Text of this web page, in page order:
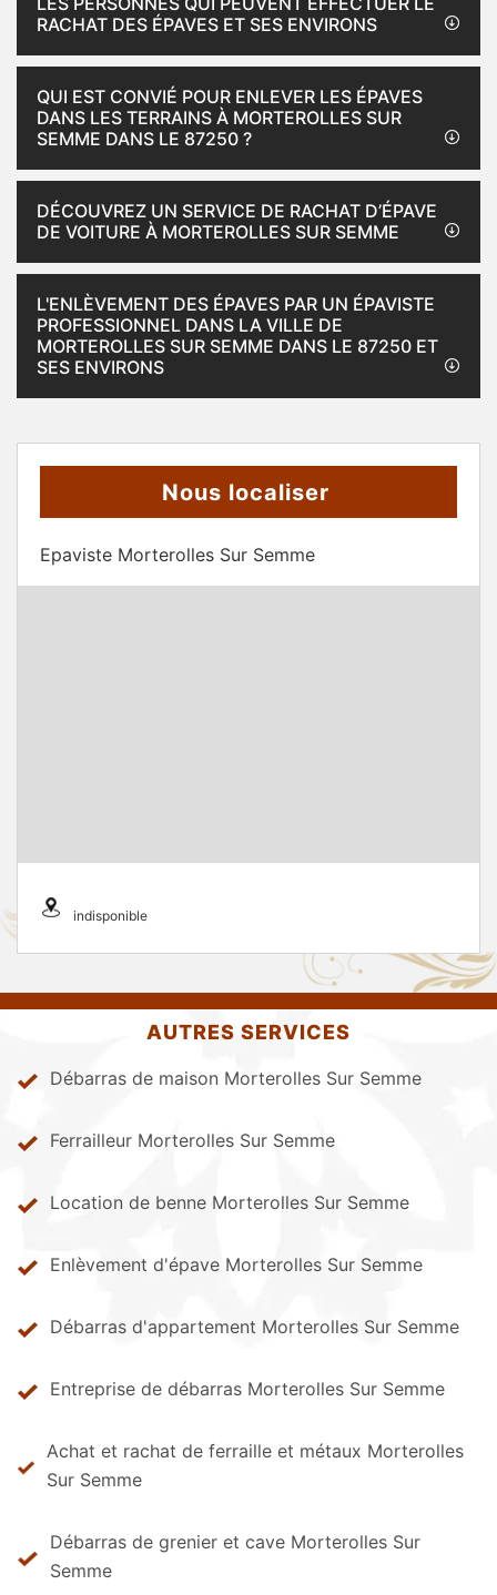
RACHAT DES ÉPAVES ET SES ENVIRONS
QUI EST CONVIÉ POUR ENLEVER LES ÉPAVES
DANS LES TERRAINS À MORTEROLLES SUR
SEMME DANS LE 87250 ?
DÉCOUVREZ UN SERVICE DE RACHAT D’ÉPAVE
DE VOITURE À MORTEROLLES SUR SEMME
L'ENLÈVEMENT DES ÉPAVES PAR UN ÉPAVISTE
PROFESSIONNEL DANS LA VILLE DE
MORTEROLLES SUR SEMME DANS LE 87250 ET
SES ENVIRONS
Nous localiser
Epaviste Morterolles Sur Semme
indisponible
AUTRES SERVICES
Débarras de maison Morterolles Sur Semme
Ferrailleur Morterolles Sur Semme
Location de benne Morterolles Sur Semme
Enlèvement d'épave Morterolles Sur Semme
Débarras d'appartement Morterolles Sur Semme
Entreprise de débarras Morterolles Sur Semme
Achat et rachat de ferraille et métaux Morterolles
Sur Semme
Débarras de grenier et cave Morterolles Sur
Semme